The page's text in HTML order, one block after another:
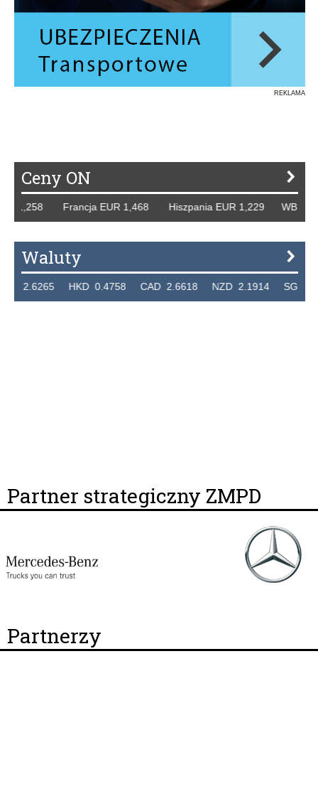
REKLAMA
Ceny ON
Francja EUR 1,468 Hiszpania EUR 1,229 WB GBP
Waluty
HKD 0.4758 CAD 2.6618 NZD 2.1914 SGD
Partner strategiczny ZMPD
Partnerzy